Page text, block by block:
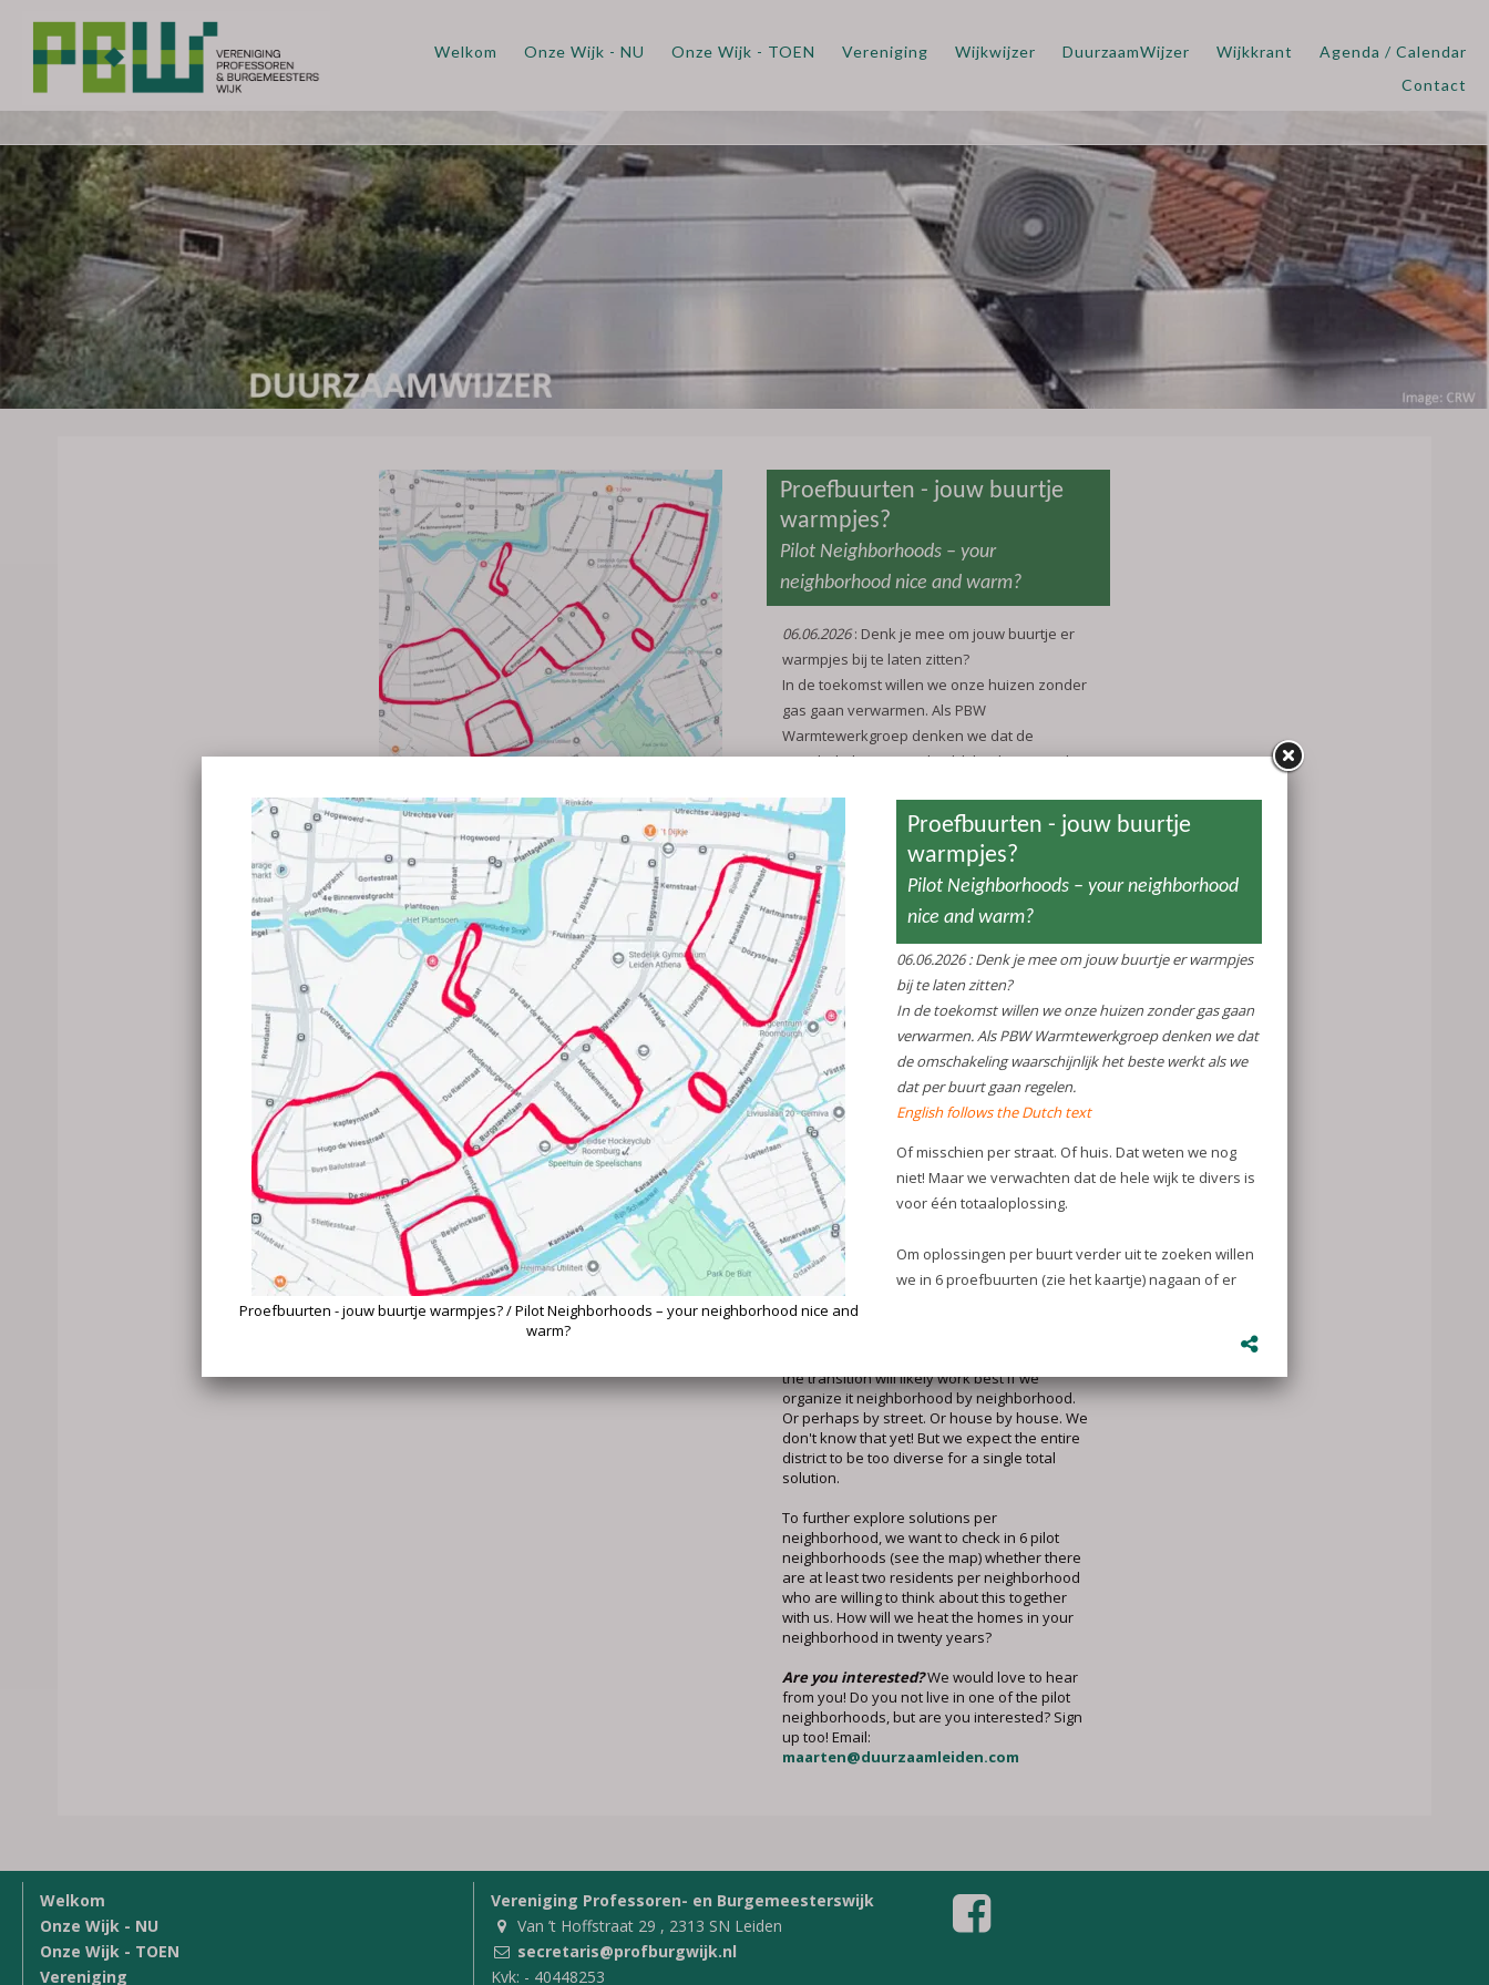
Welkom Onze Wijk - NU Onze Wijk - TOEN Vereniging Wijkwijzer DuurzaamWijzer Wijkkrant
Agenda / Calendar
Contact
Proefbuurten - jouw buurtje
warmpjes?
Pilot Neighborhoods – your
neighborhood nice and warm?
06.06.2026: Denk je mee om jouw buurtje er
warmpjes bij te laten zitten?
In de toekomst willen we onze huizen zonder
gas gaan verwarmen. Als PBW
Warmtewerkgroep denken we dat de
omschakeling waarschijnlijk het beste werkt
English follows the Dutch text
Of misschien per straat. Of huis. Dat weten we
nog niet! Maar we verwachten dat de hele wijk
te divers is voor één totaaloplossing.
Om oplossingen per buurt verder uit te
zoeken willen we in 6 proefbuurten (zie het
kaartje) nagaan of er per buurt minimaal twee
bewoners zijn die hierover samen met ons na
willen denken. Hoe verwarmen we de huizen
in jouw buurt(je) over twintig jaar?
Heb je belangstelling?We horen het graag!
Woon je niet in een van de proefbuurten,
maar heb je wel belangstelling? Meld je ook
aan! E-mail:
maarten@duurzaamleiden.com
Pilot Neighborhoods – your
neighborhood nice and warm?
Will you help us think about how to keep your
neighborhood nice and warm?
In the future, we want to heat our homes
the transition will likely work best if we
organize it neighborhood by neighborhood.
Or perhaps by street. Or house by house. We
don't know that yet! But we expect the entire
district to be too diverse for a single total
solution.
To further explore solutions per
neighborhood, we want to check in 6 pilot
neighborhoods (see the map) whether there
are at least two residents per neighborhood
who are willing to think about this together
with us. How will we heat the homes in your
neighborhood in twenty years?
Are you interested?We would love to hear
from you! Do you not live in one of the pilot
neighborhoods, but are you interested? Sign
up too! Email:
maarten@duurzaamleiden.com
Welkom
Onze Wijk - NU
Onze Wijk - TOEN
Vereniging
Vereniging Professoren- en Burgemeesterswijk
Van ’t Hoffstraat 29 , 2313 SN Leiden
secretaris@profburgwijk.nl
Kvk: - 40448253